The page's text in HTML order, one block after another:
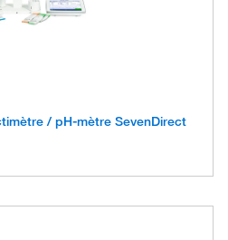
/ pH-mètre SevenDirect